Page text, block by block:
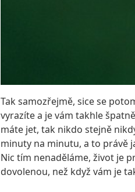
Tak samozřejmě, sice se
vyrazíte a je vám takhle
máte jet, tak nikdo stejně
minuty na minutu, a to právě
Nic tím nenaděláme, život je
dovolenou, než když vám je